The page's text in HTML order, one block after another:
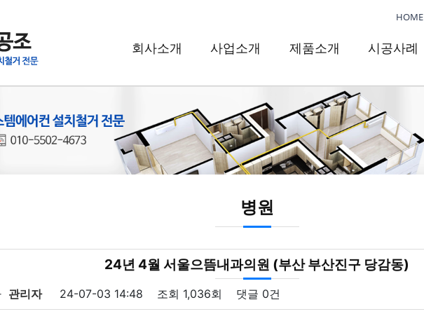
HOME
회사소개 사업소개 제품소개 시공사례
병원
24년 4월 서울으뜸내과의원 (부산 부산진구 당감동)
관리자 24-07-03 14:48 조회 1,036회 댓글 0건